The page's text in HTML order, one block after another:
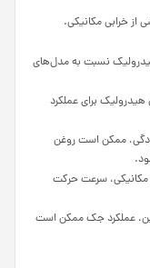
از خرابی مکانیکی.
نسبت به مدل‌های
برای عملکرد
ممکن است روغن
سرعت حرکت
عملکرد جک ممکن است